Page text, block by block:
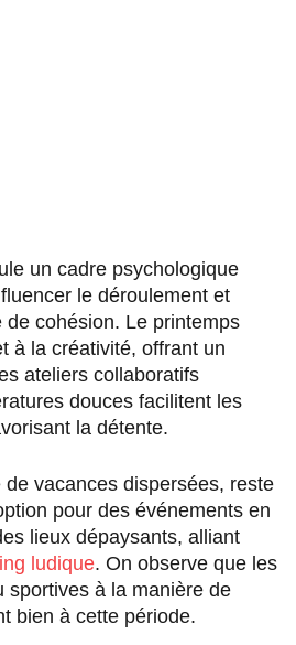
un cadre psychologique
le déroulement et
de cohésion. Le printemps
à la créativité, offrant un
ateliers collaboratifs
douces facilitent les
la détente.
de vacances dispersées, reste
pour des événements en
lieux dépaysants, alliant
ludique. On observe que les
sportives à la manière de
bien à cette période.